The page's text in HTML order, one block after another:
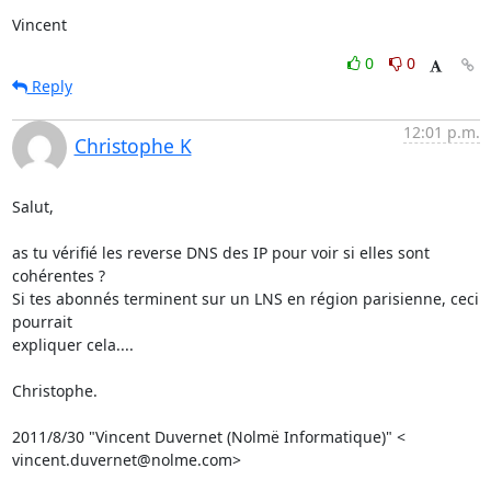
Vincent
0
0
Reply
Christophe K
12:01 p.m.
Salut,
as tu vérifié les reverse DNS des IP pour voir si elles sont
cohérentes ?
Si tes abonnés terminent sur un LNS en région parisienne, ceci
pourrait
expliquer cela....
Christophe.
2011/8/30 "Vincent Duvernet (Nolmë Informatique)" <
vincent.duvernet@nolme.com>